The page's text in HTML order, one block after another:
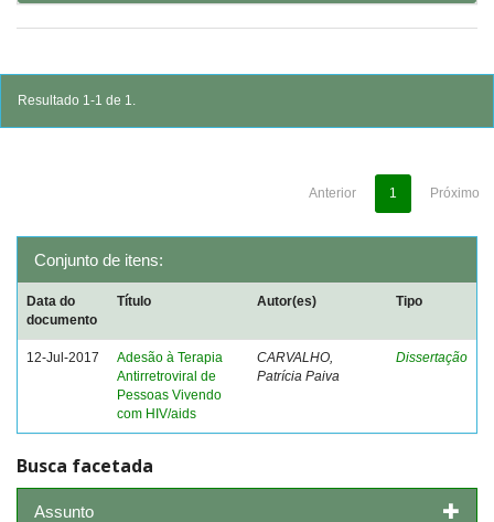
Resultado 1-1 de 1.
Anterior 1 Próximo
Conjunto de itens:
Data do
documento
Título Autor(es) Tipo
12-Jul-2017
Adesão à Terapia
Antirretroviral de
Pessoas Vivendo
com HIV/aids
CARVALHO,
Patrícia Paiva
Dissertação
Busca facetada
Assunto